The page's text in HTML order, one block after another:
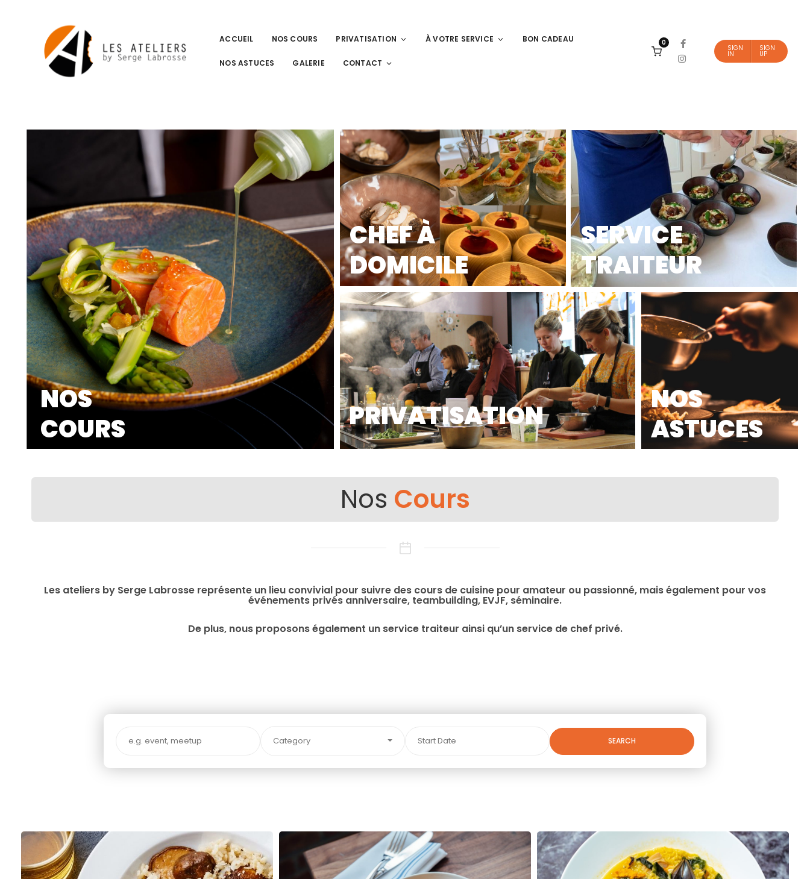
ACCUEIL NOS COURS PRIVATISATION À VOTRE SERVICE BON CADEAU
NOS ASTUCES GALERIE CONTACT
0
SIGN
IN
SIGN
UP
NOS
COURS
NOS
ASTUCES
SERVICE
TRAITEUR
CHEF À
DOMICILE
PRIVATISATION
Nos Cours
Les ateliers by Serge Labrosse représente un lieu convivial pour suivre des cours de cuisine pour amateur ou passionné, mais également pour vos
événements privés anniversaire, teambuilding, EVJF, séminaire.
De plus, nous proposons également un service traiteur ainsi qu’un service de chef privé.
Category SEARCH